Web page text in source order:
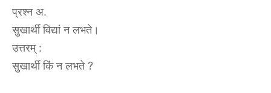
प्रश्न अ.
सुखार्थी विद्यां न लभते।
उत्तरम् :
सुखार्थी किं न लभते ?